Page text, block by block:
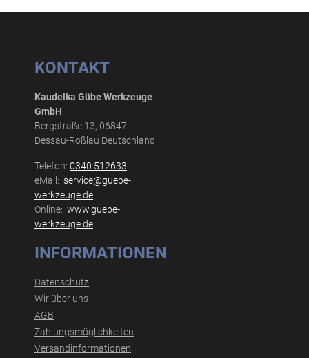
KONTAKT
Kaudelka Gübe Werkzeuge
GmbH
Bergstraße 13, 06847
Dessau-Roßlau Deutschland
Telefon: 0340 512633
eMail: service@guebe-
werkzeuge.de
Online: www.guebe-
werkzeuge.de
INFORMATIONEN
Datenschutz
Wir über uns
AGB
Zahlungsmöglichkeiten
Versandinformationen